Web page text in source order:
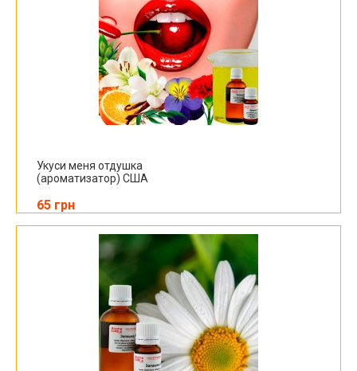
Укуси меня отдушка
(ароматизатор) США
65 грн